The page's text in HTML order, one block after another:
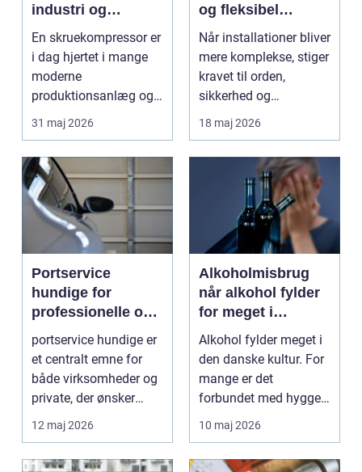
industri og
værksted
En skruekompressor er
i dag hjertet i mange
moderne
produktionsanlæg og
autoværksteder. Når
trykluft...
31 maj 2026
og fleksibel
kabelføring
Når installationer bliver
mere komplekse, stiger
kravet til orden,
sikkerhed og
fleksibilitet i kabe...
18 maj 2026
Portservice
hundige for
professionelle og
private kunder
portservice hundige er
et centralt emne for
både virksomheder og
private, der ønsker
sikker, stabil ...
12 maj 2026
Alkoholmisbrug
når alkohol fylder
for meget i
hverdagen
Alkohol fylder meget i
den danske kultur. For
mange er det
forbundet med hygge,
fester og afslapning...
10 maj 2026